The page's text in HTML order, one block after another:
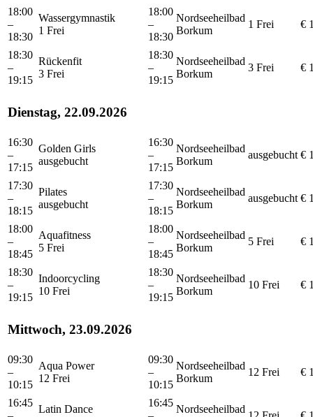
18:00
–
18:30
Wassergymnastik
1 Frei
18:00
–
18:30
Nordseeheilbad
Borkum
1 Frei €
18:30
–
19:15
Rückenfit
3 Frei
18:30
–
19:15
Nordseeheilbad
Borkum
3 Frei €
Dienstag, 22.09.2026
16:30
–
17:15
Golden Girls
ausgebucht
16:30
–
17:15
Nordseeheilbad
Borkum
ausgebucht €
17:30
–
18:15
Pilates
ausgebucht
17:30
–
18:15
Nordseeheilbad
Borkum
ausgebucht €
18:00
–
18:45
Aquafitness
5 Frei
18:00
–
18:45
Nordseeheilbad
Borkum
5 Frei €
18:30
–
19:15
Indoorcycling
10 Frei
18:30
–
19:15
Nordseeheilbad
Borkum
10 Frei €
Mittwoch, 23.09.2026
09:30
–
10:15
Aqua Power
12 Frei
09:30
–
10:15
Nordseeheilbad
Borkum
12 Frei €
16:45
Latin Dance
16:45
Nordseeheilbad